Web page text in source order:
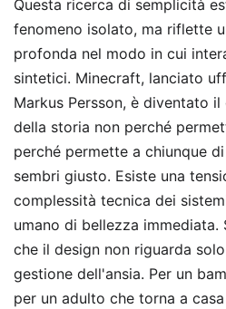
Questa ricerca di semplicità
fenomeno isolato, ma riflette
profonda nel modo in cui
sintetici. Minecraft, lanciato
Markus Persson, è diventato
della storia non perché
perché permette a chiunque
sembri giusto. Esiste una
complessità tecnica dei
umano di bellezza immediata.
che il design non riguarda
gestione dell'ansia. Per un
per un adulto che torna a